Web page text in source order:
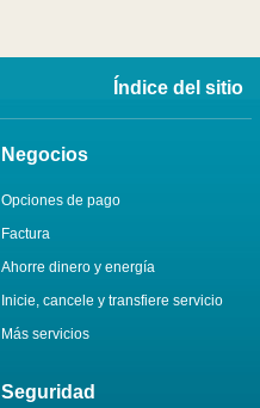
Índice del sitio
Negocios
Opciones de pago
Factura
Ahorre dinero y energía
Inicie, cancele y transfiere servicio
Más servicios
Seguridad